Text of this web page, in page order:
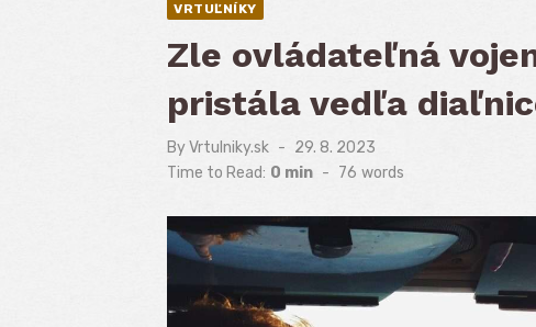
VRTUĽNÍKY
Zle ovládateľná
pristála vedľa
ByVrtulniky.sk
Posted
on
29. 8. 2023
Time to Read: 0 min - 76 words